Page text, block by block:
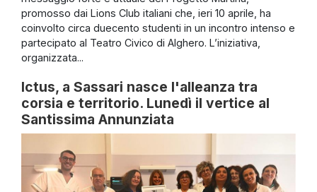
promosso dai Lions Club italiani che, ieri 10 aprile, ha
coinvolto circa duecento studenti in un incontro intenso e
partecipato al Teatro Civico di Alghero. L’iniziativa,
organizzata...
Ictus, a Sassari nasce l'alleanza tra
corsia e territorio. Lunedì il vertice al
Santissima Annunziata